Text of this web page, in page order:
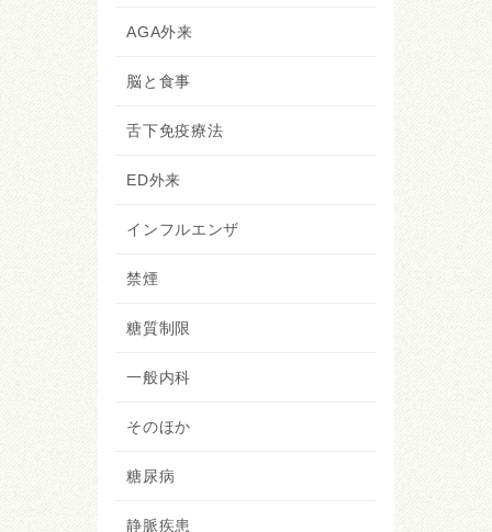
AGA外来
脳と食事
舌下免疫療法
ED外来
インフルエンザ
禁煙
糖質制限
一般内科
そのほか
糖尿病
静脈疾患